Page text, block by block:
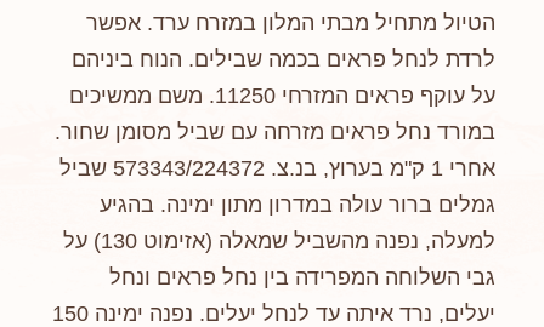
הטיול מתחיל מבתי המלון במזרח ערד. אפשר
לרדת לנחל פראים בכמה שבילים. הנוח ביניהם
על עוקף פראים המזרחי 11250. משם ממשיכים
במורד נחל פראים מזרחה עם שביל מסומן שחור.
אחרי 1 ק"מ בערוץ, בנ.צ. 573343/224372 שביל
גמלים ברור עולה במדרון מתון ימינה. בהגיע
למעלה, נפנה מהשביל שמאלה (אזימוט 130) על
גבי השלוחה המפרידה בין נחל פראים ונחל
יעלים, נרד איתה עד לנחל יעלים. נפנה ימינה 150